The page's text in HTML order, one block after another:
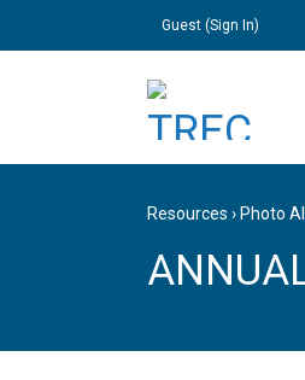
Guest (Sign In)
Resources › Photo